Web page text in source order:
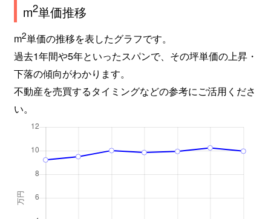
m2単価推移
m2単価の推移を表したグラフです。
過去1年間や5年といったスパンで、その坪単価の上昇・
下落の傾向がわかります。
不動産を売買するタイミングなどの参考にご活用くださ
い。